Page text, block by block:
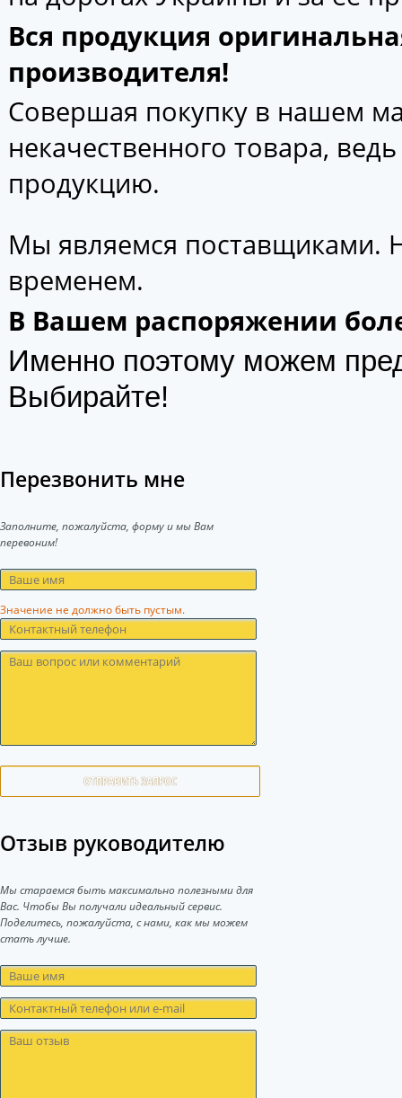
Вся продукция
производителя!
Совершая покупку в нашем
некачественного товара,
продукцию.
Мы являемся поставщиками.
временем.
В Вашем распоряжении
Именно поэтому можем
Выбирайте!
Перезвонить мне
Заполните, пожалуйста, форму и мы Вам
перевоним!
Значение не должно быть пустым.
ОТПРАВИТЬ ЗАПРОС
Отзыв руководителю
Мы стараемся быть максимально полезными для
Вас. Чтобы Вы получали идеальный сервис.
Поделитесь, пожалуйста, с нами, как мы можем
стать лучше.